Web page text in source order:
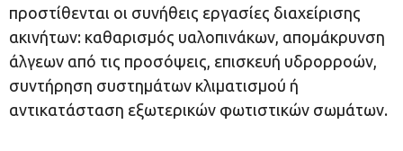
προστίθενται οι συνήθεις εργασίες διαχείρισης
ακινήτων: καθαρισμός υαλοπινάκων, απομάκρυνση
άλγεων από τις προσόψεις, επισκευή υδρορροών,
συντήρηση συστημάτων κλιματισμού ή
αντικατάσταση εξωτερικών φωτιστικών σωμάτων.